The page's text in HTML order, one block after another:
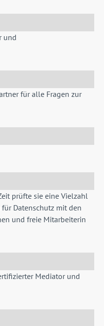
und
für alle Fragen zur
prüfte sie eine Vielzahl
Datenschutz mit den
und freie Mitarbeiterin
Mediator und